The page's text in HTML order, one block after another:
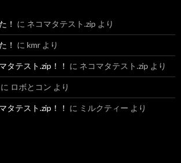
！ に ネコマタテスト.zip より
！ に kmr より
タテスト.zip！！ に ネコマタテスト.zip より
に ロボとコン より
タテスト.zip！！ に ミルクティー より